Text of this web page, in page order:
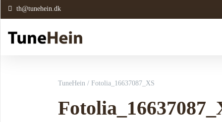
th@tunehein.dk
TuneHein / Fotolia_16637087_XS